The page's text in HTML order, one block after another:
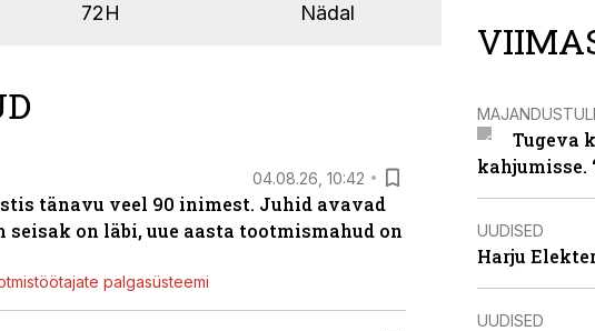
72H Nädal
04.08.26, 10:42
tänavu veel 90 inimest. Juhid avavad
seisak on läbi, uue aasta tootmismahud on
palgasüsteemi
Tugeva
kahjumisse.
UUDISED
Harju
UUDISED